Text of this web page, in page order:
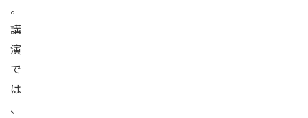
。
講
演
で
は
、